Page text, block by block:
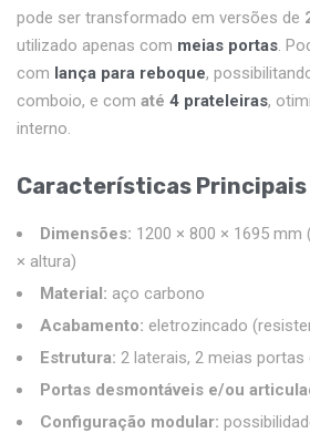
pode ser transformado em versões de
utilizado apenas com meias portas.
com lança para reboque,
comboio, e com até 4 prateleiras,
interno.
Características Principais
Dimensões: 1200 × 800 × 1695
× altura)
Material: aço carbono
Acabamento: eletrozincado
Estrutura: 2 laterais, 2 meias
Portas desmontáveis e/ou
Configuração modular: